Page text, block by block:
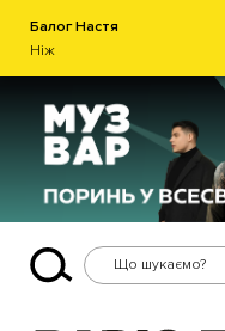
Балог Настя
Ніж